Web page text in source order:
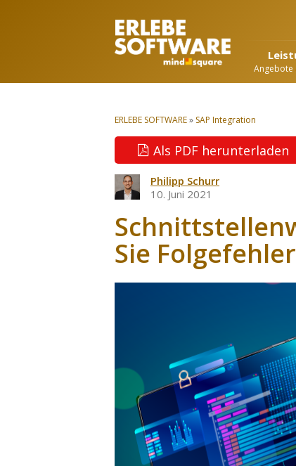
Angebote
ERLEBE SOFTWARE» SAP Integration
Als PDF herunterladen
Philipp Schurr
10. Juni 2021
Sie